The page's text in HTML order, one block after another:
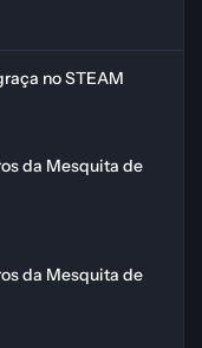
no STEAM
da Mesquita de
da Mesquita de